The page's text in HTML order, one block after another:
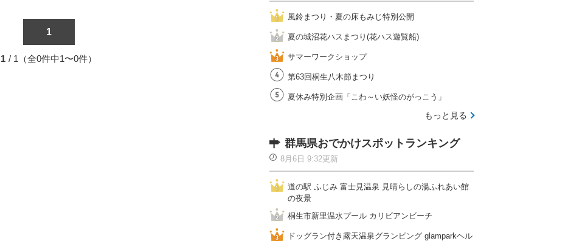
1
1 / 1（全0件中1〜0件）
風鈴まつり・夏の床もみじ特別公開
夏の城沼花ハスまつり(花ハス遊覧船)
サマーワークショップ
第63回桐生八木節まつり
夏休み特別企画「こわ～い妖怪のがっこう」
もっと見る
群馬県おでかけスポットランキング
8月6日 9:32更新
道の駅 ふじみ 富士見温泉 見晴らしの湯ふれあい館
の夜景
桐生市新里温水プール カリビアンビーチ
ドッグラン付き露天温泉グランピング glamparkヘル